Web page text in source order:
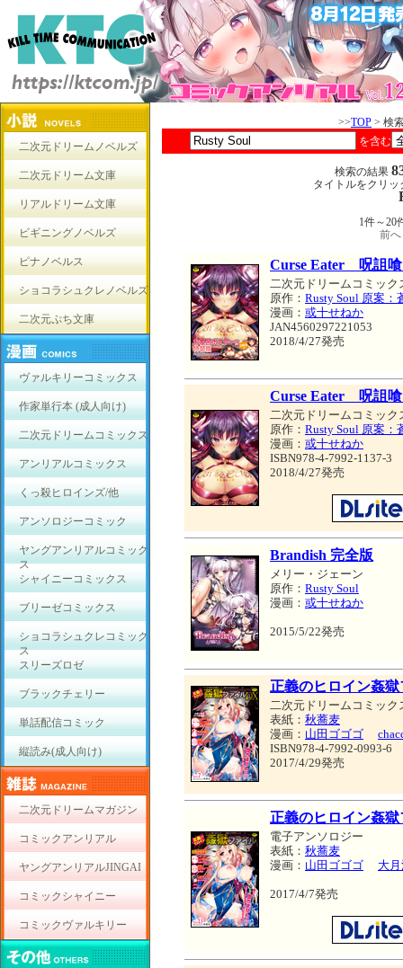
二次元ドリームノベルズ
二次元ドリーム文庫
リアルドリーム文庫
ビギニングノベルズ
ピナノベルス
ショコラシュクレノベルズ
二次元ぷち文庫
ヴァルキリーコミックス
作家単行本 (成人向け)
二次元ドリームコミックス
アンリアルコミックス
くっ殺ヒロインズ/他
アンソロジーコミック
ヤングアンリアルコミック
ス
シャイニーコミックス
ブリーゼコミックス
ショコラシュクレコミック
ス
スリーズロゼ
ブラックチェリー
単話配信コミック
縦読み(成人向け)
二次元ドリームマガジン
コミックアンリアル
ヤングアンリアルJINGAI
コミックシャイニー
コミックヴァルキリー
>>TOP > 検
を含む
検索の結果
タイトルをクリ
1件～20
前へ
Curse Eater 呪詛
二次元ドリームコミック
原作： Rusty Soul 原案：
漫画： 或十せねか
JAN4560297221053
2018/4/27発売
Curse Eater 呪詛
二次元ドリームコミック
原作： Rusty Soul 原案：
漫画： 或十せねか
ISBN978-4-7992-1137-3
2018/4/27発売
Brandish 完全版
メリー・ジェーン
原作： Rusty Soul
漫画： 或十せねか
2015/5/22発売
正義のヒロイン姦
二次元ドリームコミック
表紙： 秋蕎麦
漫画： 山田ゴゴゴ
ISBN978-4-7992-0993-6
2017/4/29発売
正義のヒロイン姦
電子アンソロジー
表紙： 秋蕎麦
漫画： 山田ゴゴゴ 大
2017/4/7発売